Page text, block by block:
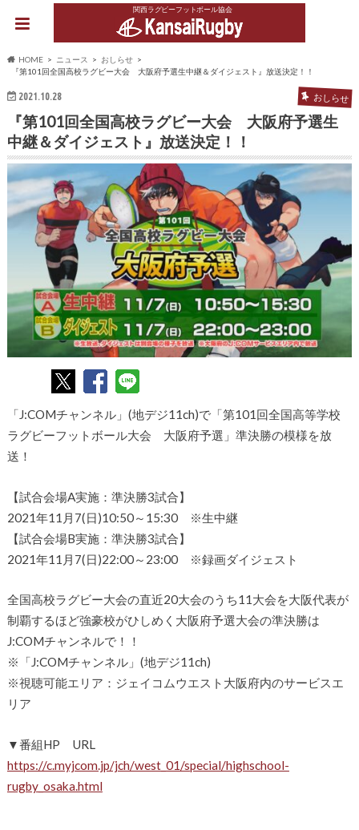
関西ラグビーフットボール協会
HOME ニュース
おしらせ
『第101回全国高校ラグビー大会 大阪府予選生中継＆ダイジェスト』放送決定！！
2021.10.28 おしらせ
『第101回全国高校ラグビー大会 大阪府予選生
中継＆ダイジェスト』放送決定！！
「J:COMチャンネル」(地デジ11ch)で「第101回全国高等学校
ラグビーフットボール大会 大阪府予選」準決勝の模様を放
送！
【試合会場A実施：準決勝3試合】
2021年11月7(日)10:50～15:30 ※生中継
【試合会場B実施：準決勝3試合】
2021年11月7(日)22:00～23:00 ※録画ダイジェスト
全国高校ラグビー大会の直近20大会のうち11大会を大阪代表が
制覇するほど強豪校がひしめく大阪府予選大会の準決勝は
J:COMチャンネルで！！
※「J:COMチャンネル」(地デジ11ch)
※視聴可能エリア：ジェイコムウエスト大阪府内のサービスエ
リア
▼番組HP URL
https://c.myjcom.jp/jch/west_01/special/highschool-
rugby_osaka.html